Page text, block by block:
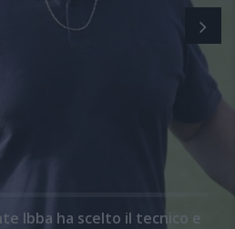
Ibba ha scelto il tecnico e